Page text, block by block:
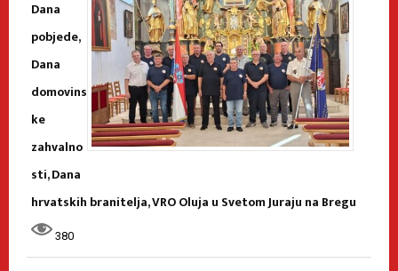
Dana
pobjede,
Dana
domovins
ke
zahvalno
sti, Dana
hrvatskih branitelja, VRO Oluja u Svetom Juraju na Bregu
380